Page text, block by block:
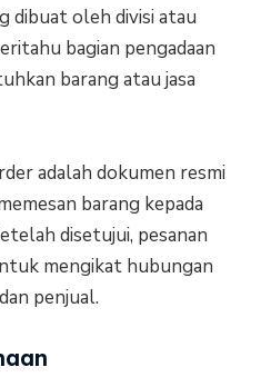
dibuat oleh divisi atau
bagian pengadaan
barang atau jasa
adalah dokumen resmi
barang kepada
disetujui, pesanan
mengikat hubungan
penjual.